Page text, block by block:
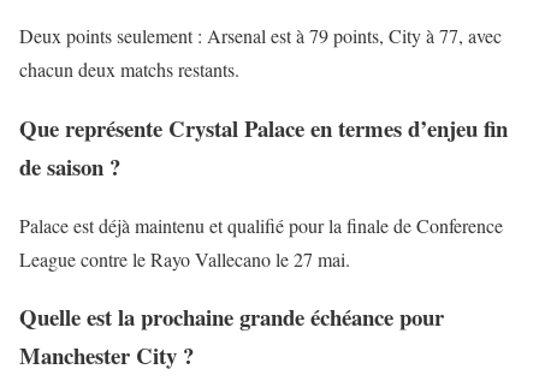
Deux points seulement : Arsenal est à 79 points, City à 77, avec
chacun deux matchs restants.
Que représente Crystal Palace en termes d’enjeu fin
de saison ?
Palace est déjà maintenu et qualifié pour la finale de Conference
League contre le Rayo Vallecano le 27 mai.
Quelle est la prochaine grande échéance pour
Manchester City ?